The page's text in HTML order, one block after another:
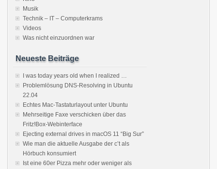
Musik
Technik – IT – Computerkrams
Videos
Was nicht einzuordnen war
Neueste Beiträge
I was today years old when I realized …
Problemlösung DNS-Resolving in Ubuntu
22.04
Echtes Mac-Tastaturlayout unter Ubuntu
Mehrseitige Faxe verschicken über das
Fritz!Box-Webinterface
Ejecting external drives in macOS 11 “Big Sur”
Wie man die aktuelle Ausgabe der c’t als
Hörbuch konsumiert
Ist eine 60er Pizza mehr oder weniger als